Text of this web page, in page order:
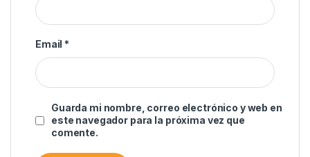
Email *
Guarda mi nombre, correo electrónico y web en
este navegador para la próxima vez que
comente.